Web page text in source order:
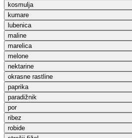
kosmulja
kumare
lubenica
maline
marelica
melone
nektarine
okrasne rastline
paprika
paradižnik
por
ribez
robide